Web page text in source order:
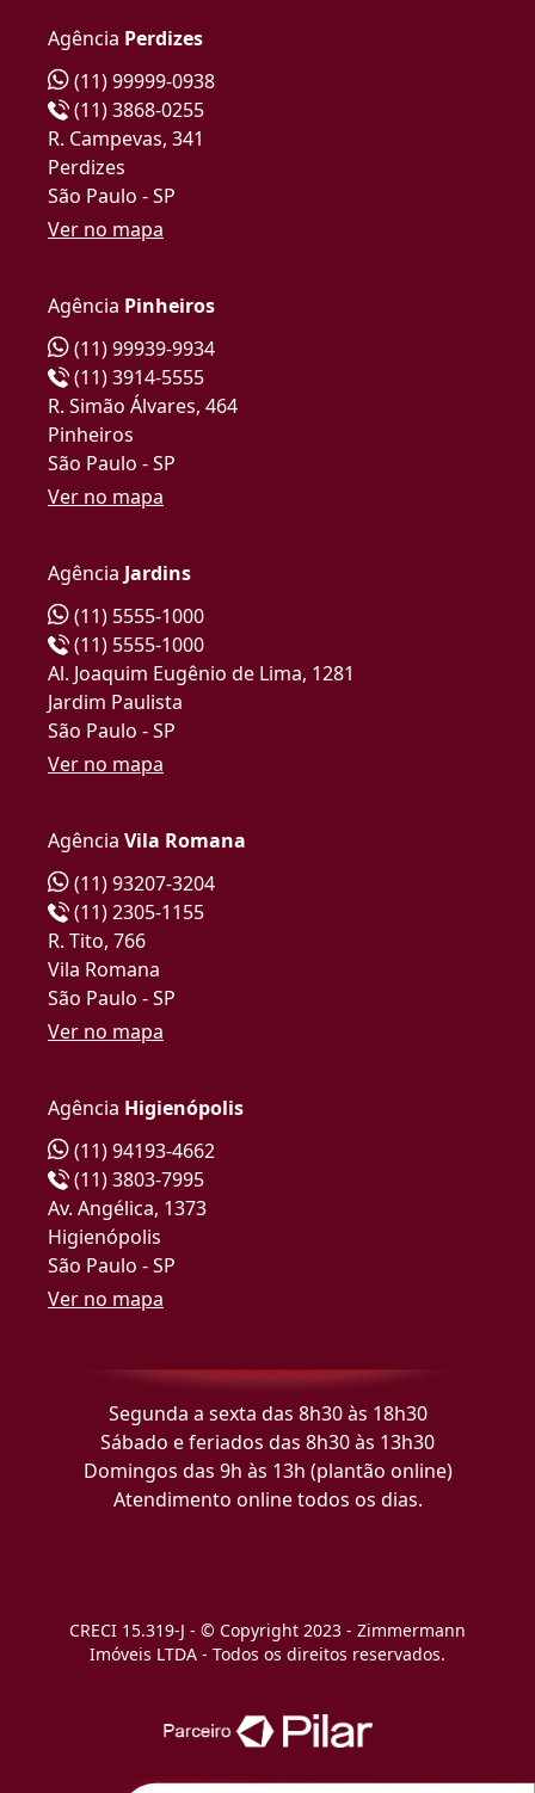
Agência Perdizes
(11) 99999-0938
(11) 3868-0255
R. Campevas, 341
Perdizes
São Paulo - SP
Ver no mapa
Agência Pinheiros
(11) 99939-9934
(11) 3914-5555
R. Simão Álvares, 464
Pinheiros
São Paulo - SP
Ver no mapa
Agência Jardins
(11) 5555-1000
(11) 5555-1000
Al. Joaquim Eugênio de Lima, 1281
Jardim Paulista
São Paulo - SP
Ver no mapa
Agência Vila Romana
(11) 93207-3204
(11) 2305-1155
R. Tito, 766
Vila Romana
São Paulo - SP
Ver no mapa
Agência Higienópolis
(11) 94193-4662
(11) 3803-7995
Av. Angélica, 1373
Higienópolis
São Paulo - SP
Ver no mapa
Segunda a sexta das 8h30 às 18h30
Sábado e feriados das 8h30 às 13h30
Domingos das 9h às 13h (plantão online)
Atendimento online todos os dias.
CRECI 15.319-J - © Copyright 2023 - Zimmermann
Imóveis LTDA - Todos os direitos reservados.